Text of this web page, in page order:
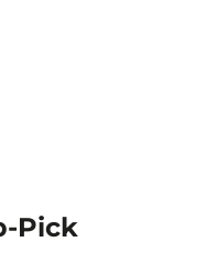
Pick